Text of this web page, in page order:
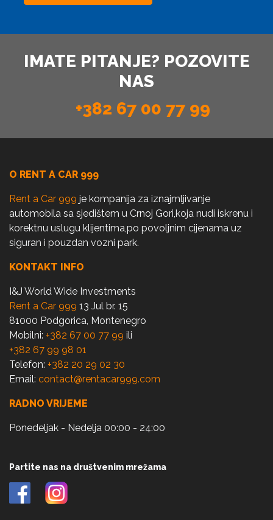
IMATE PITANJE? POZOVITE
NAS
+382 67 00 77 99
O RENT A CAR 999
Rent a Car 999 je kompanija za iznajmljivanje
automobila sa sjedištem u Crnoj Gori,koja nudi iskrenu i
korektnu uslugu klijentima,po povoljnim cijenama uz
siguran i pouzdan vozni park.
KONTAKT INFO
I&J World Wide Investments
Rent a Car 999 13 Jul br. 15
81000 Podgorica, Montenegro
Mobilni: +382 67 00 77 99 ili
+382 67 99 98 01
Telefon: +382 20 29 02 30
Email: contact@rentacar999.com
RADNO VRIJEME
Ponedeljak - Nedelja 00:00 - 24:00
Partite nas na društvenim mrežama